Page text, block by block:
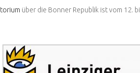
über die Bonner Republik ist vom 12.